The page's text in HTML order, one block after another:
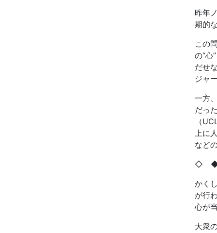
昨年
期的
この
の“心”
だせ
ジャ
一方
だっ
（
上に
など
◇
かく
が行
心が
大衆